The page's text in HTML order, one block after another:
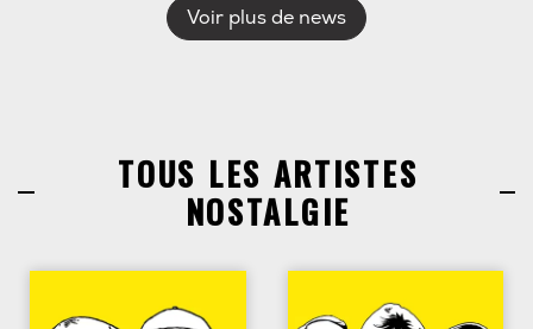
Voir plus de news
TOUS LES ARTISTES
NOSTALGIE